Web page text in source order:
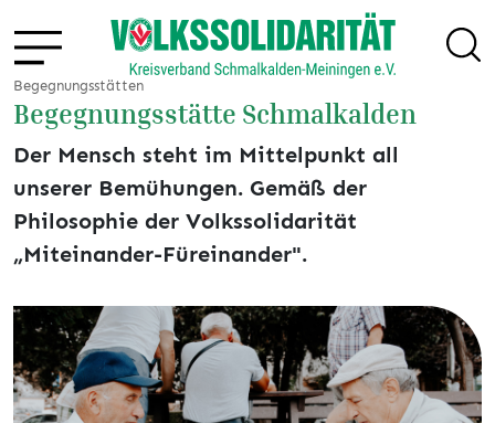
Begegnungsstätten
Begegnungsstätte Schmalkalden
Der Mensch steht im Mittelpunkt all
unserer Bemühungen. Gemäß der
Philosophie der Volkssolidarität
„Miteinander-Füreinander".